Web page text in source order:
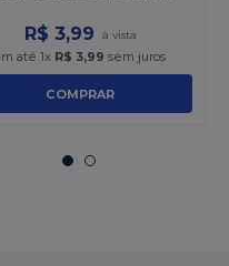
R$ 3,99
até 1x R$ 3,99 sem juros
COMPRAR